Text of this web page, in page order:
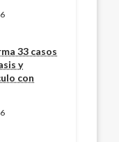
33 casos
y
con